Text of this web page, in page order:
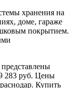
хранения на
доме, гараже
покрытием.
283 руб. Цены
Купить